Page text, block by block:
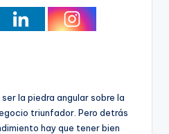
la piedra angular sobre la
triunfador. Pero detrás
hay que tener bien